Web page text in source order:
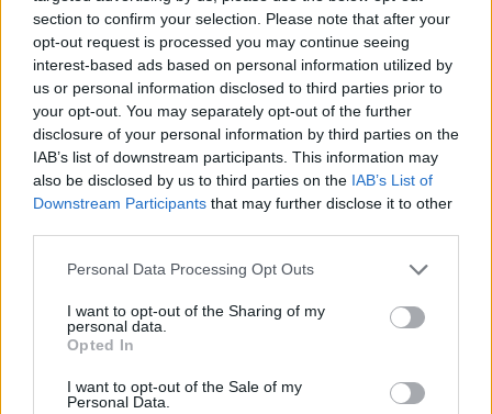
section to confirm your selection. Please note that after your
opt-out request is processed you may continue seeing
interest-based ads based on personal information utilized by
us or personal information disclosed to third parties prior to
your opt-out. You may separately opt-out of the further
disclosure of your personal information by third parties on the
IAB’s list of downstream participants. This information may
also be disclosed by us to third parties on the IAB’s List of
Downstream Participants that may further disclose it to other
Please note that this website/app uses one or more Google
not limited to your visit or usage behaviour. You may click to
grant or deny consent to Google and its third-party tags to
use your data for below specified purposes in below Google
consent section.
Personal Data Processing Opt Outs
I want to opt-out of the Sharing of my
personal data.
Opted In
I want to opt-out of the Sale of my
Personal Data.
una pratica agricola più sostenibile. Non è
affascinante come la tecnologia possa anche
aiutare a preservare le risorse naturali?
GeoInference, inoltre, ha già adattato la propria
tecnologia ad altri settori, come nel caso della
rilevazione di patogeni nei campi da golf. Questo
industriali. Chi lo sa, magari un giorno vedremo
Biosmart sulle nostre tavole, o nei nostri giardini!
rivoluzionando l’agricoltura e Biosmart è solo la